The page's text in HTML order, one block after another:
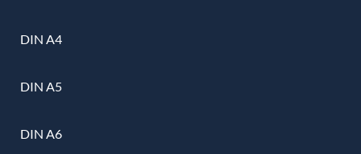
DIN A4
DIN A5
DIN A6